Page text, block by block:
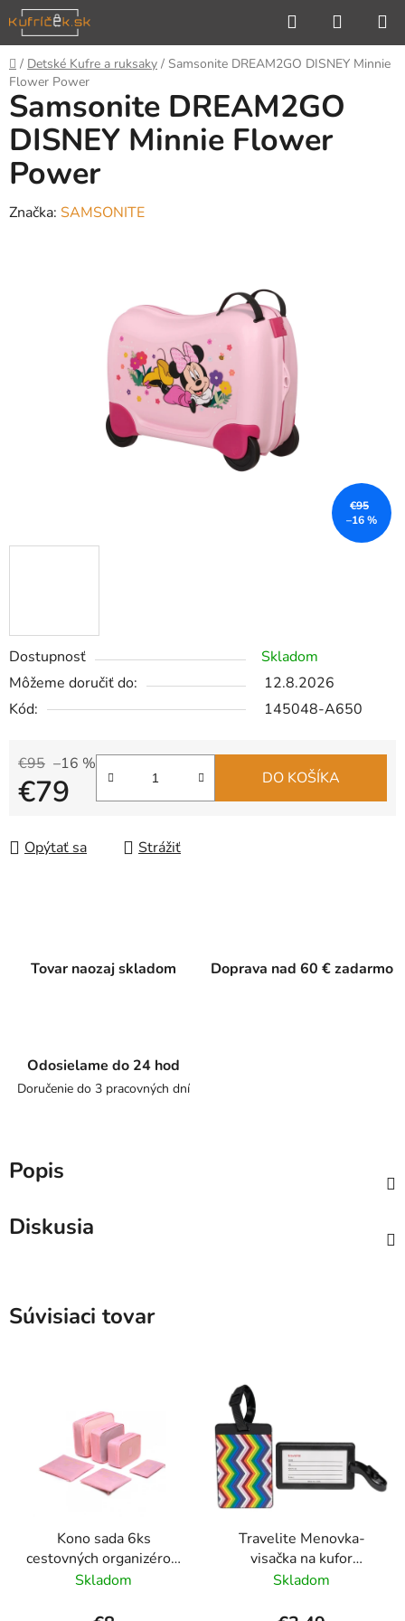
Prejsť
na
obsah
Hľadať
KOŠÍK
Domov
/ Detské Kufre a ruksaky / Samsonite DREAM2GO DISNEY Minnie
Flower Power
Dostupnosť
Skladom
Môžeme doručiť do:
12.8.2026
Kód:
145048-A650
€95 –16 %
€79 DO KOŠÍKA
Opýtať sa Strážiť
Samsonite DREAM2GO
DISNEY Minnie Flower
Power
Značka: SAMSONITE
€95
–16 %
Tovar naozaj skladom Doprava nad 60 € zadarmo
Odosielame do 24 hod
Doručenie do 3 pracovných dní
Popis
Diskusia
Súvisiaci tovar
Kono sada 6ks
cestovných organizérov,
boxov do kufra Ružová
Skladom
Travelite Menovka-
visačka na kufor
Multicolor Waves
Skladom